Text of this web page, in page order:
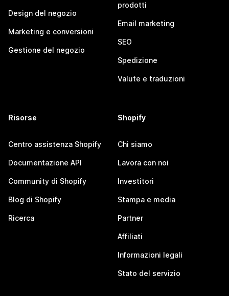
Design del negozio
Marketing e conversioni
Gestione del negozio
prodotti
Email marketing
SEO
Spedizione
Valute e traduzioni
Risorse
Centro assistenza Shopify
Documentazione API
Community di Shopify
Blog di Shopify
Ricerca
Shopify
Chi siamo
Lavora con noi
Investitori
Stampa e media
Partner
Affiliati
Informazioni legali
Stato del servizio